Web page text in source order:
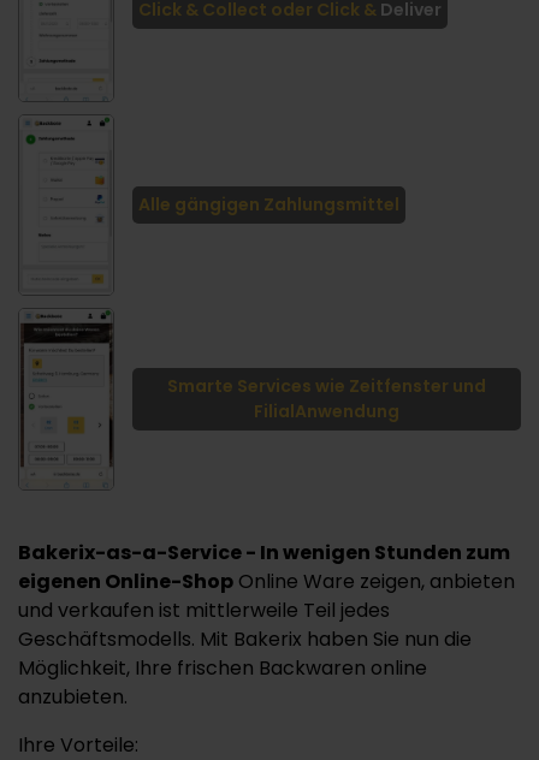
Click & Collect oder Click & Deliver
Alle gängigen Zahlungsmittel
Smarte Services wie Zeitfenster und
FilialAnwendung
Bakerix-as-a-Service - In wenigen Stunden zum
eigenen Online-Shop Online Ware zeigen, anbieten
und verkaufen ist mittlerweile Teil jedes
Geschäftsmodells. Mit Bakerix haben Sie nun die
Möglichkeit, Ihre frischen Backwaren online
anzubieten.
Ihre Vorteile: